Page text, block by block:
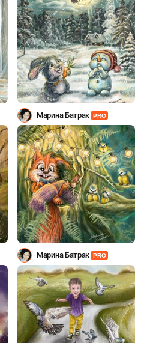
Марина Батрак PRO
Марина Батрак PRO